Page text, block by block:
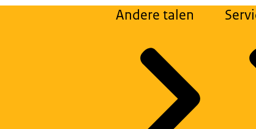
Andere talen